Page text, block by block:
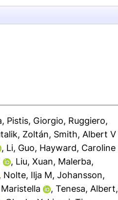
, Pistis, Giorgio, Ruggiero,
Zoltán, Smith, Albert V
, Li, Guo, Hayward, Caroline
, Liu, Xuan, Malerba,
, Nolte, Ilja M,Johansson,
,Tenesa, Albert,